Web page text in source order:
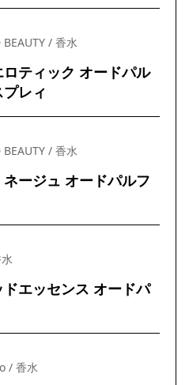
/ 香水
ロティック オードパル
レィ
/ 香水
ネージュ オードパルフ
エッセンス オードパ
/ 香水